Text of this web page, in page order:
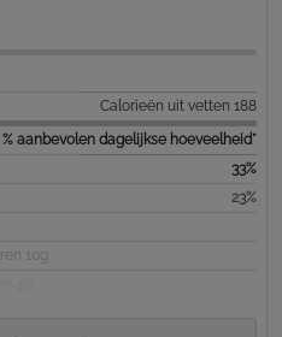
Calorieën uit vetten 188
% aanbevolen dagelijkse hoeveelheid*
33%
23%
10g